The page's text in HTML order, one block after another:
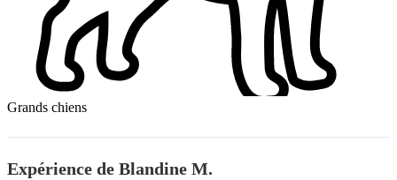
Grands chiens
Expérience de Blandine M.